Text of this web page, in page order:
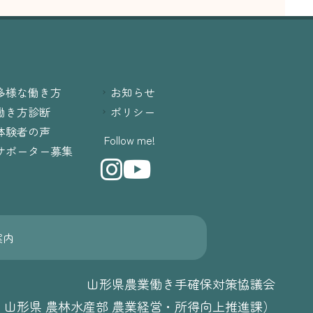
様な働き方
き方診断
験者の声
ポーター募集
お知らせ
ポリシー
Follow me!
山形県農業働き手確保対策協議会
山形県 農林水産部 農業経営・所得向上推進課）